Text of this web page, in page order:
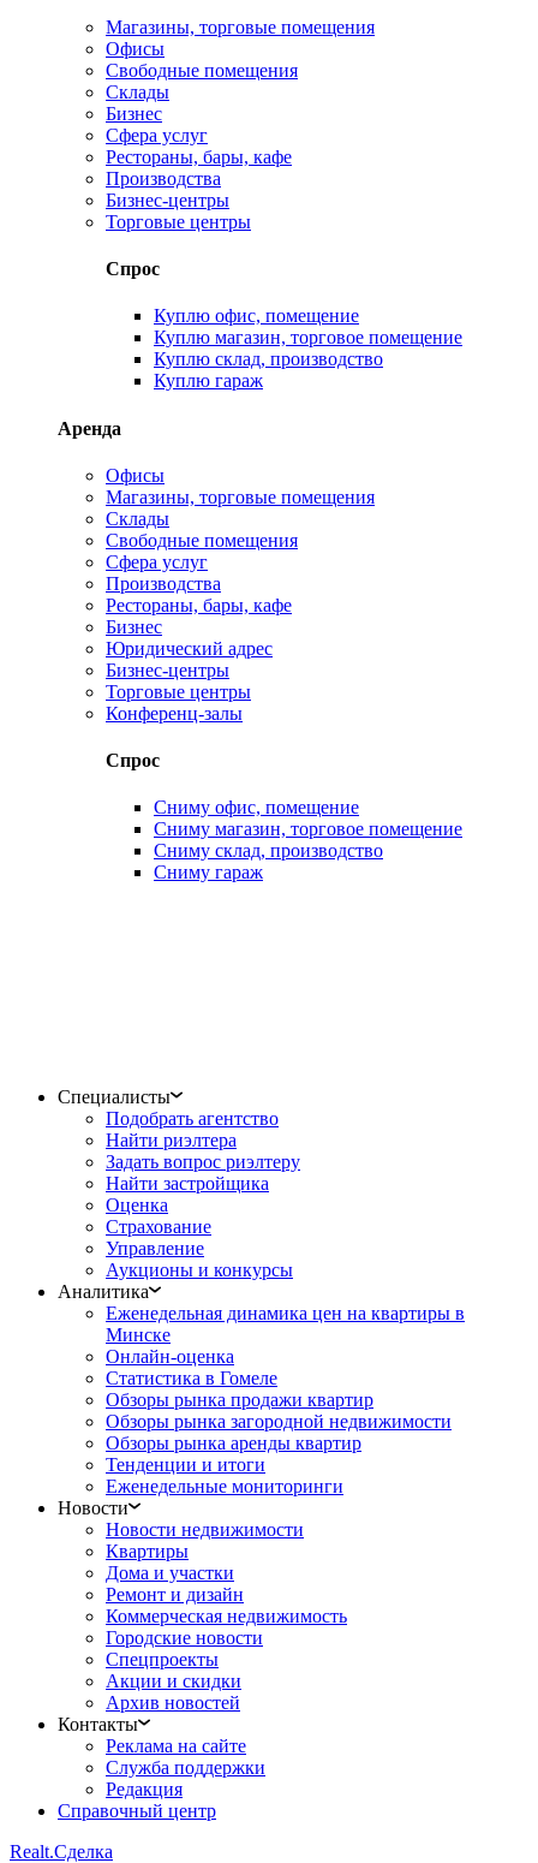
Магазины, торговые помещения
Офисы
Свободные помещения
Склады
Бизнес
Сфера услуг
Рестораны, бары, кафе
Производства
Бизнес-центры
Торговые центры
Спрос
Куплю офис, помещение
Куплю магазин, торговое помещение
Куплю склад, производство
Куплю гараж
Аренда
Офисы
Магазины, торговые помещения
Склады
Свободные помещения
Сфера услуг
Производства
Рестораны, бары, кафе
Бизнес
Юридический адрес
Бизнес-центры
Торговые центры
Конференц-залы
Спрос
Сниму офис, помещение
Сниму магазин, торговое помещение
Сниму склад, производство
Сниму гараж
Специалисты
Подобрать агентство
Найти риэлтера
Задать вопрос риэлтеру
Найти застройщика
Оценка
Страхование
Управление
Аукционы и конкурсы
Аналитика
Еженедельная динамика цен на квартиры в
Минске
Онлайн-оценка
Статистика в Гомеле
Обзоры рынка продажи квартир
Обзоры рынка загородной недвижимости
Обзоры рынка аренды квартир
Тенденции и итоги
Еженедельные мониторинги
Новости
Новости недвижимости
Квартиры
Дома и участки
Ремонт и дизайн
Коммерческая недвижимость
Городские новости
Спецпроекты
Акции и скидки
Архив новостей
Контакты
Реклама на сайте
Служба поддержки
Редакция
Справочный центр
Realt.Сделка